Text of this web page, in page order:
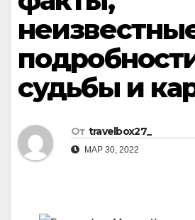
судьбы и
От travelbox27_
МАР 30, 2022